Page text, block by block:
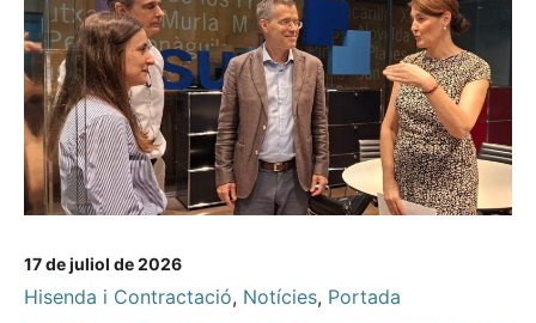
17 de juliol de 2026
Hisenda i Contractació, Notícies, Portada